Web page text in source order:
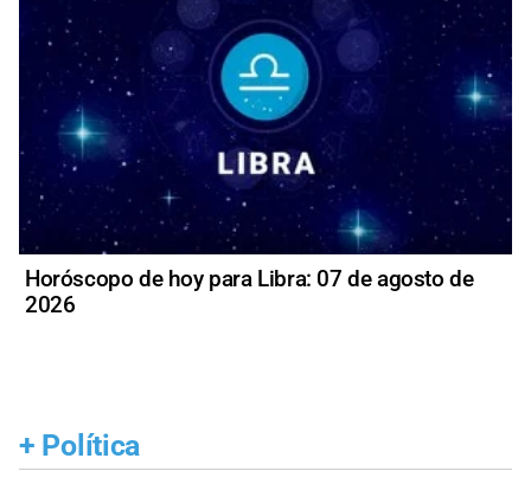
Horóscopo de hoy para Libra: 07 de agosto de
2026
+ Política